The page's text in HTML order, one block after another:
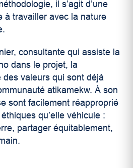
il s’agit d’une
à travailler avec la nature
consultante qui assiste la
dans le projet, la
des valeurs qui sont déjà
atikamekw. À son
sont facilement réapproprié
qu’elle véhicule :
partager équitablement,